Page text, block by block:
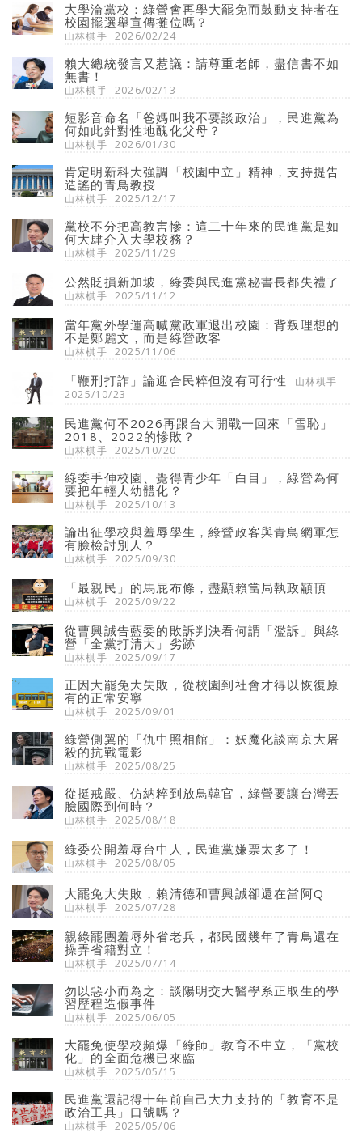
大學淪黨校：綠營會再學大罷免而鼓動支持者在
校園擺選舉宣傳攤位嗎？
山林棋手 2026/02/24
賴大總統發言又惹議：請尊重老師，盡信書不如
無書！
山林棋手 2026/02/13
短影音命名「爸媽叫我不要談政治」，民進黨為
何如此針對性地醜化父母？
山林棋手 2026/01/30
肯定明新科大強調「校園中立」精神，支持提告
造謠的青鳥教授
山林棋手 2025/12/17
黨校不分把高教害慘：這二十年來的民進黨是如
何大肆介入大學校務？
山林棋手 2025/11/29
公然貶損新加坡，綠委與民進黨秘書長都失禮了
山林棋手 2025/11/12
當年黨外學運高喊黨政軍退出校園：背叛理想的
不是鄭麗文，而是綠營政客
山林棋手 2025/11/06
「鞭刑打詐」論迎合民粹但沒有可行性
山林棋手
2025/10/23
民進黨何不2026再跟台大開戰一回來「雪恥」
2018、2022的慘敗？
山林棋手 2025/10/20
綠委手伸校園、覺得青少年「白目」，綠營為何
要把年輕人幼體化？
山林棋手 2025/10/13
論出征學校與羞辱學生，綠營政客與青鳥網軍怎
有臉檢討別人？
山林棋手 2025/09/30
「最親民」的馬屁布條，盡顯賴當局執政顢頇
山林棋手 2025/09/22
從曹興誠告藍委的敗訴判決看何謂「濫訴」與綠
營「全黨打清大」劣跡
山林棋手 2025/09/17
正因大罷免大失敗，從校園到社會才得以恢復原
有的正常安寧
山林棋手 2025/09/01
綠營側翼的「仇中照相館」：妖魔化談南京大屠
殺的抗戰電影
山林棋手 2025/08/25
從挺戒嚴、仿納粹到放鳥韓官，綠營要讓台灣丟
臉國際到何時？
山林棋手 2025/08/18
綠委公開羞辱台中人，民進黨嫌票太多了！
山林棋手 2025/08/05
大罷免大失敗，賴清德和曹興誠卻還在當阿Q
山林棋手 2025/07/28
親綠罷團羞辱外省老兵，都民國幾年了青鳥還在
操弄省籍對立！
山林棋手 2025/07/14
勿以惡小而為之：談陽明交大醫學系正取生的學
習歷程造假事件
山林棋手 2025/06/05
大罷免使學校頻爆「綠師」教育不中立，「黨校
化」的全面危機已來臨
山林棋手 2025/05/15
民進黨還記得十年前自己大力支持的「教育不是
政治工具」口號嗎？
山林棋手 2025/05/06